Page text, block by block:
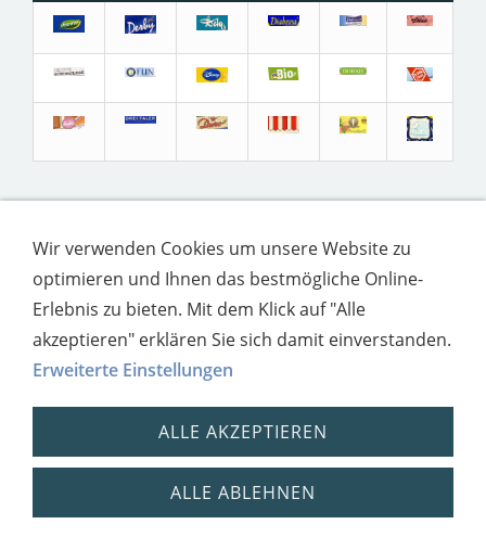
Impressum Datenschutz
Wir verwenden Cookies um unsere Website zu
optimieren und Ihnen das bestmögliche Online-
Erlebnis zu bieten. Mit dem Klick auf "Alle
akzeptieren" erklären Sie sich damit einverstanden.
Erweiterte Einstellungen
ALLE AKZEPTIEREN
ALLE ABLEHNEN